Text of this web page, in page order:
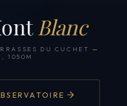
Blanc
DU CUCHET —
1050M